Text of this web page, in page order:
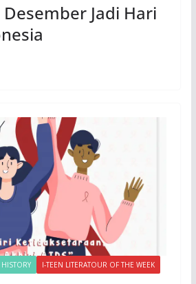
Jadi Hari
HISTORY I-TEEN LITERATOUR OF THE WEEK